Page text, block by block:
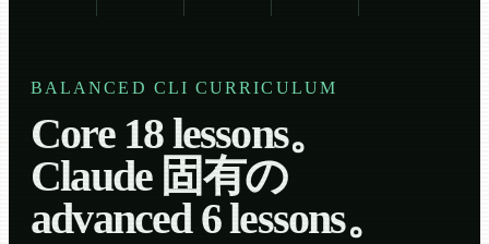
BALANCED CLI CURRICULUM
Core 18 lessons。
Claude 固有の
advanced 6 lessons。